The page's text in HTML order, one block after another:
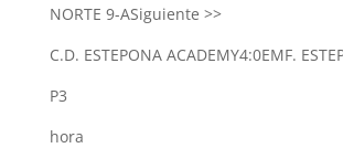
NORTE 9-ASiguiente >>
C.D. ESTEPONA ACADEMY4:0EMF.
P3
hora